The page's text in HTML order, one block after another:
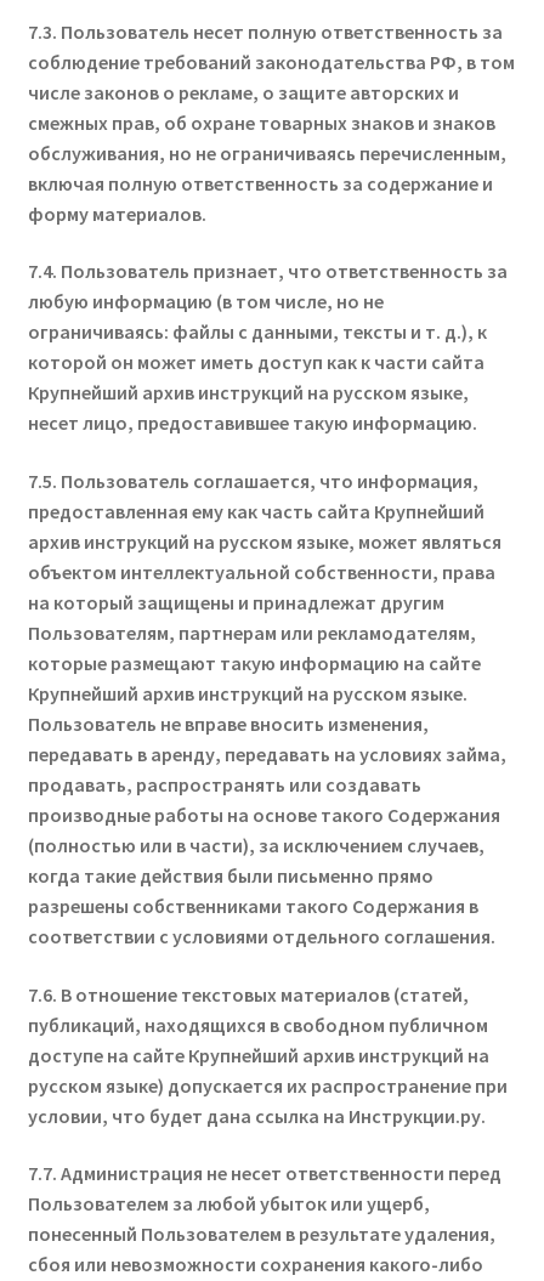
7.3. Пользователь несет полную ответственность за
соблюдение требований законодательства РФ, в том
числе законов о рекламе, о защите авторских и
смежных прав, об охране товарных знаков и знаков
обслуживания, но не ограничиваясь перечисленным,
включая полную ответственность за содержание и
форму материалов.
7.4. Пользователь признает, что ответственность за
любую информацию (в том числе, но не
ограничиваясь: файлы с данными, тексты и т. д.), к
которой он может иметь доступ как к части сайта
Крупнейший архив инструкций на русском языке,
несет лицо, предоставившее такую информацию.
7.5. Пользователь соглашается, что информация,
предоставленная ему как часть сайта Крупнейший
архив инструкций на русском языке, может являться
объектом интеллектуальной собственности, права
на который защищены и принадлежат другим
Пользователям, партнерам или рекламодателям,
которые размещают такую информацию на сайте
Крупнейший архив инструкций на русском языке.
Пользователь не вправе вносить изменения,
передавать в аренду, передавать на условиях займа,
продавать, распространять или создавать
производные работы на основе такого Содержания
(полностью или в части), за исключением случаев,
когда такие действия были письменно прямо
разрешены собственниками такого Содержания в
соответствии с условиями отдельного соглашения.
7.6. В отношение текстовых материалов (статей,
публикаций, находящихся в свободном публичном
доступе на сайте Крупнейший архив инструкций на
русском языке) допускается их распространение при
условии, что будет дана ссылка на Инструкции.ру.
7.7. Администрация не несет ответственности перед
Пользователем за любой убыток или ущерб,
понесенный Пользователем в результате удаления,
сбоя или невозможности сохранения какого-либо